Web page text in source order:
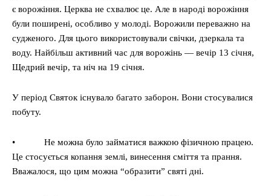
є ворожіння. Церква не схвалює це. Але в народі ворожіння
були поширені, особливо у молоді. Ворожили переважно на
судженого. Для цього використовували свічки, дзеркала та
воду. Найбільш активний час для ворожінь — вечір 13 січня,
Щедрий вечір, та ніч на 19 січня.
У період Святок існувало багато заборон. Вони стосувалися
побуту.
• Не можна було займатися важкою фізичною працею.
Це стосується копання землі, винесення сміття та прання.
Вважалося, що цим можна “образити” святі дні.